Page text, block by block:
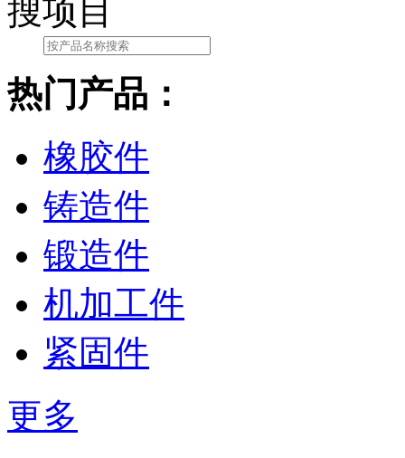
搜项目
热门产品：
橡胶件
铸造件
锻造件
机加工件
紧固件
更多